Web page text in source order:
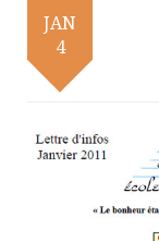
JAN
4